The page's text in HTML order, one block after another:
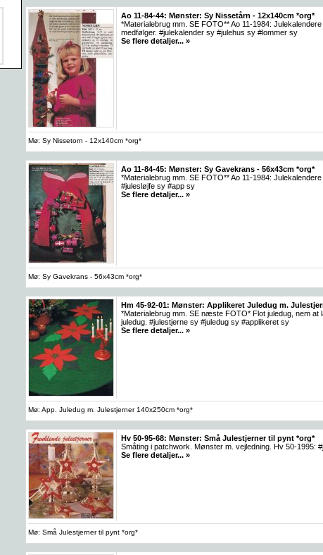
Ao 11-84-44: Mønster: Sy Nissetårn - 12x140cm *org*
*Materialebrug mm. SE FOTO** Ao 11-1984:
medfølger. #julekalender sy #julehus sy #lommer sy
Se flere detaljer... »
Mø: Sy Nissetorn - 12x140cm *org*
Ao 11-84-45: Mønster: Sy Gavekrans - 56x43cm *org*
*Materialebrug mm. SE FOTO** Ao 11-1984:
#julesløjfe sy #app sy
Se flere detaljer... »
Mø: Sy Gavekrans - 56x43cm *org*
Hm 45-92-01: Mønster: Applikeret Juledug m.
*Materialebrug mm. SE næste FOTO* Flot juledug, nem at
juledug. #julestjerne sy #juledug sy #applikeret sy
Se flere detaljer... »
Mø: App. Juledug m. Julestjerner 140x250cm *org*
Hv 50-95-68: Mønster: Små Julestjerner til pynt *org*
Småting i patchwork. Mønster m. vejledning. Hv 50-1995:
Se flere detaljer... »
Mø: Små Julestjerner til pynt *org*